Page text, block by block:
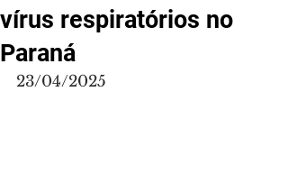
vírus respiratórios no
Paraná
23/04/2025